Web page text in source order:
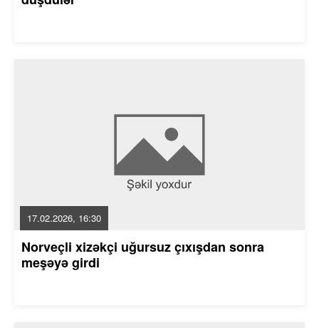
17.02.2026, 16:30
Norveçli xizəkçi uğursuz çıxışdan sonra
meşəyə girdi